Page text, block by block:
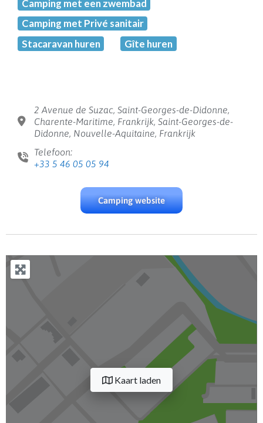
Camping met een zwembad
Camping met Privé sanitair
Stacaravan huren
Gîte huren
2 Avenue de Suzac, Saint-Georges-de-Didonne,
Charente-Maritime, Frankrijk, Saint-Georges-de-
Didonne, Nouvelle-Aquitaine, Frankrijk
Telefoon:
+33 5 46 05 05 94
Camping website
Kaart laden